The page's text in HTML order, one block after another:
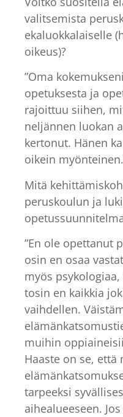
valitsemista
ekaluokkalaiselle
oikeus)?
”Oma
opetuksesta ja
rajoittuu siihen,
neljännen luokan
kertonut. Hänen
oikein
Mitä
peruskoulun ja
”En ole opettanut
osin en osaa
myös
tosin en kaikkia
vaihdellen.
muihin
Haaste on se, että
tarpeeksi
aihealueeseen.